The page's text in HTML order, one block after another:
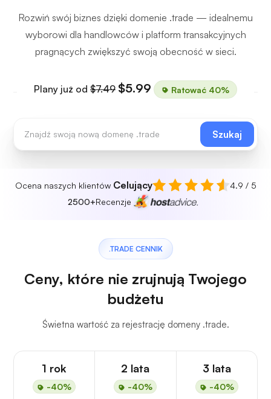
Rozwiń swój biznes dzięki domenie .trade — idealnemu
wyborowi dla handlowców i platform transakcyjnych
pragnących zwiększyć swoją obecność w sieci.
Plany już od $7.49 $5.99 Ratować 40%
Szukaj
Ocena naszych klientów Celujący
4.9 / 5
2500+Recenzje
.TRADE CENNIK
Ceny, które nie zrujnują Twojego
budżetu
Świetna wartość za rejestrację domeny .trade.
1 rok
-40%
2 lata
-40%
3 lata
-40%